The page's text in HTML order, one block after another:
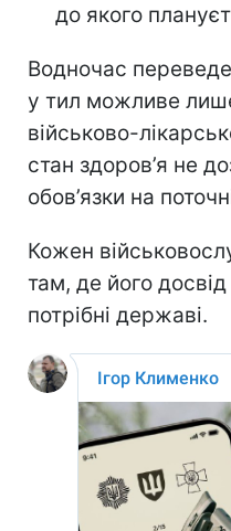
до якого
Водночас
у тил можливе
військово-
стан здоров’я не
обов’язки на
Кожен
там, де його
потрібні державі.